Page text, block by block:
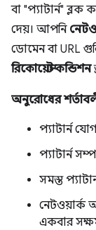
বা "প্যাটার্ন"
দেয়। আপনি
ডোমেন বা URL
রিকোয়েস্ট কন্ডিশন
অনুরোধের
প্যাটার্ন
প্যাটার্ন
সমস্ত
নেটওয়ার্ক
একবার